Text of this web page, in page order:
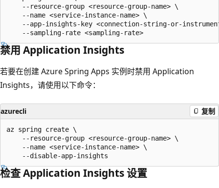
    --resource-group <resource-group-name> \
    --name <service-instance-name> \
--app-insights-key <connection-string-or-
禁用 Application Insights
若要在创建 Azure Spring Apps 实例时禁用 Application
Insights，请使用以下命令：
azurecli 复制
az spring create \
    --resource-group <resource-group-name> \
    --name <service-instance-name> \
检查 Application Insights 设置